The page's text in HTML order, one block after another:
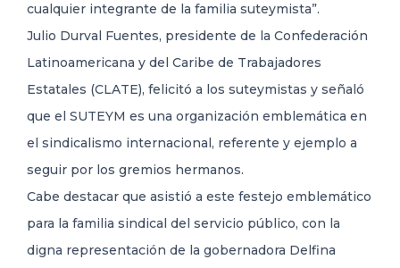
cualquier integrante de la familia suteymista”.
Julio Durval Fuentes, presidente de la Confederación
Latinoamericana y del Caribe de Trabajadores
Estatales (CLATE), felicitó a los suteymistas y señaló
que el SUTEYM es una organización emblemática en
el sindicalismo internacional, referente y ejemplo a
seguir por los gremios hermanos.
Cabe destacar que asistió a este festejo emblemático
para la familia sindical del servicio público, con la
digna representación de la gobernadora Delfina